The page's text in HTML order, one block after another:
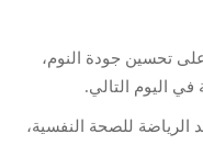
تحسين جودة النوم،
في اليوم التالي.
الرياضة للصحة النفسية،